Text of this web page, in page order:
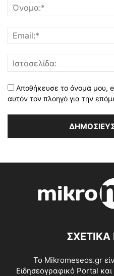
Αποθήκευσε το όνομά μου,
αυτόν τον πλοηγό για την
Το Mikromeseos.gr
Ειδησεογραφικό Portal